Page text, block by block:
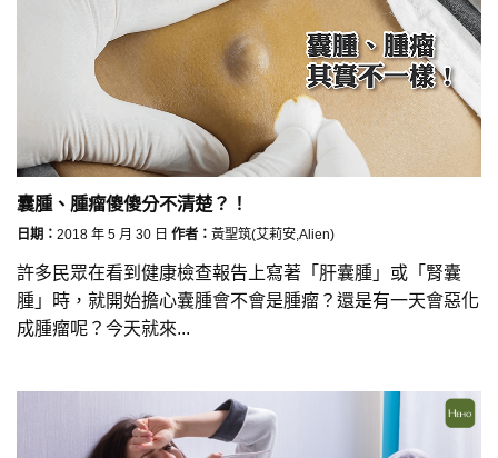
囊腫、腫瘤傻傻分不清楚？！
日期： 2018 年 5 月 30 日 作者： 黃聖筑(艾莉安,Alien)
許多民眾在看到健康檢查報告上寫著「肝囊腫」或「腎囊
腫」時，就開始擔心囊腫會不會是腫瘤？還是有一天會惡化
成腫瘤呢？今天就來...